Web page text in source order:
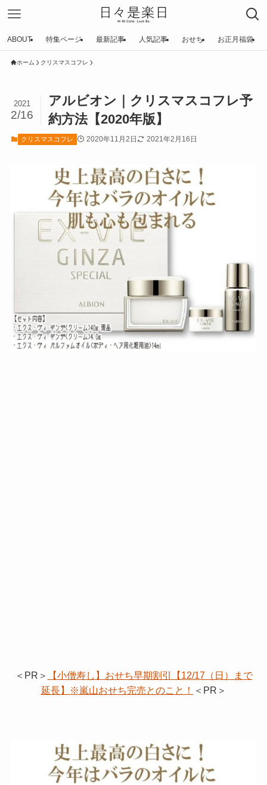
ABOUT 特集ページ 最新記事 人気記事 おせち お正月福袋
ホーム クリスマスコフレ
アルビオン｜クリスマスコフレ予
約方法【2020年版】
2021
2/16
クリスマスコフレ 2020年11月2日 2021年2月16日
＜PR＞
【小僧寿し】おせち早期割引【12/17（日）まで
延長】※嵐山おせち完売とのこと！
＜PR＞